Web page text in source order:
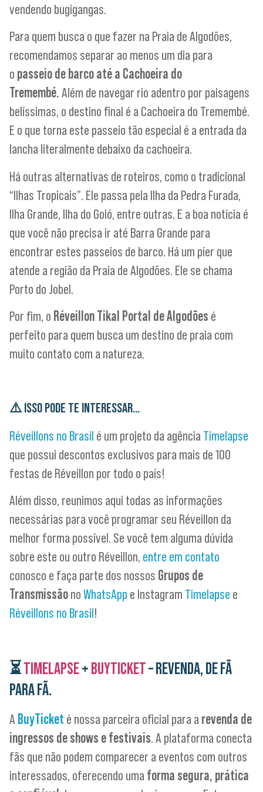
vendendo bugigangas.
Para quem busca o que fazer na Praia de Algodões,
recomendamos separar ao menos um dia para
o passeio de barco até a Cachoeira do
Tremembé.Além de navegar rio adentro por paisagens
belíssimas, o destino final é a Cachoeira do Tremembé.
E o que torna este passeio tão especial é a entrada da
lancha literalmente debaixo da cachoeira.
Há outras alternativas de roteiros, como o tradicional
“llhas Tropicais”. Ele passa pela Ilha da Pedra Furada,
Ilha Grande, Ilha do Goió, entre outras. E a boa notícia é
que você não precisa ir até Barra Grande para
encontrar estes passeios de barco. Há um píer que
atende a região da Praia de Algodões. Ele se chama
Porto do Jobel.
Por fim, o Réveillon Tikal Portal de Algodões é
perfeito para quem busca um destino de praia com
muito contato com a natureza.
⚠️ISSO PODE TE INTERESSAR…
Réveillons no Brasil é um projeto da agência Timelapse
que possui descontos exclusivos para mais de 100
festas de Réveillon por todo o país!
Além disso, reunimos aqui todas as informações
necessárias para você programar seu Réveillon da
melhor forma possível. Se você tem alguma dúvida
sobre este ou outro Réveillon, entre em contato
conosco e faça parte dos nossos Grupos de
TransmissãonoWhatsApp e Instagram Timelapse e
Réveillons no Brasil!
⏳TIMELAPSE+BUYTICKET– REVENDA, DE FÃ
PARA FÃ.
A BuyTicket é nossa parceira oficial para a revenda de
ingressos de shows e festivais. A plataforma conecta
fãs que não podem comparecer a eventos com outros
interessados, oferecendo uma forma segura, prática